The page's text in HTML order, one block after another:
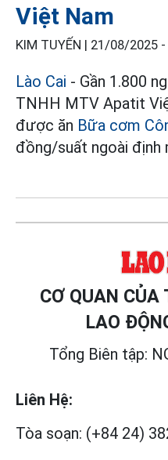
Việt Nam
KIM TUYẾN | 21/08/2025 -
Lào Cai - Gần 1.800
TNHH MTV Apatit
được ăn Bữa cơm
đồng/suất ngoài định
CƠ QUAN CỦA
LAO
Tổng Biên tập:
Liên Hệ:
Tòa soạn: (+84 24)